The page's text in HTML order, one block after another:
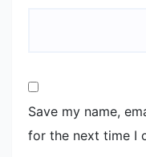
Save my name,
for the next time I